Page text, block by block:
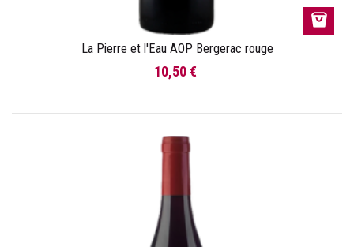
La Pierre et l'Eau AOP Bergerac rouge
10,50 €